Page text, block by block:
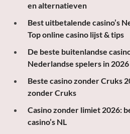
en alternatieven
Best uitbetalende casino’s
Top online casino lijst & tips
De beste buitenlandse
Nederlandse spelers in 2026
Beste casino zonder Cruks
zonder Cruks
Casino zonder limiet 2026:
casino’s NL